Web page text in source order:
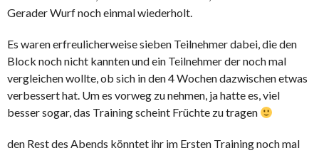
Gerader Wurf noch einmal wiederholt.
Es waren erfreulicherweise sieben Teilnehmer dabei, die den
Block noch nicht kannten und ein Teilnehmer der noch mal
vergleichen wollte, ob sich in den 4 Wochen dazwischen etwas
verbessert hat. Um es vorweg zu nehmen, ja hatte es, viel
besser sogar, das Training scheint Früchte zu tragen
den Rest des Abends könntet ihr im Ersten Training noch mal